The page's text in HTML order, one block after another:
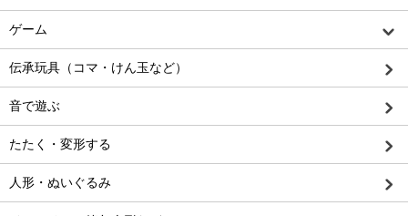
ゲーム
伝承玩具（コマ・けん玉など）
音で遊ぶ
たたく・変形する
人形・ぬいぐるみ